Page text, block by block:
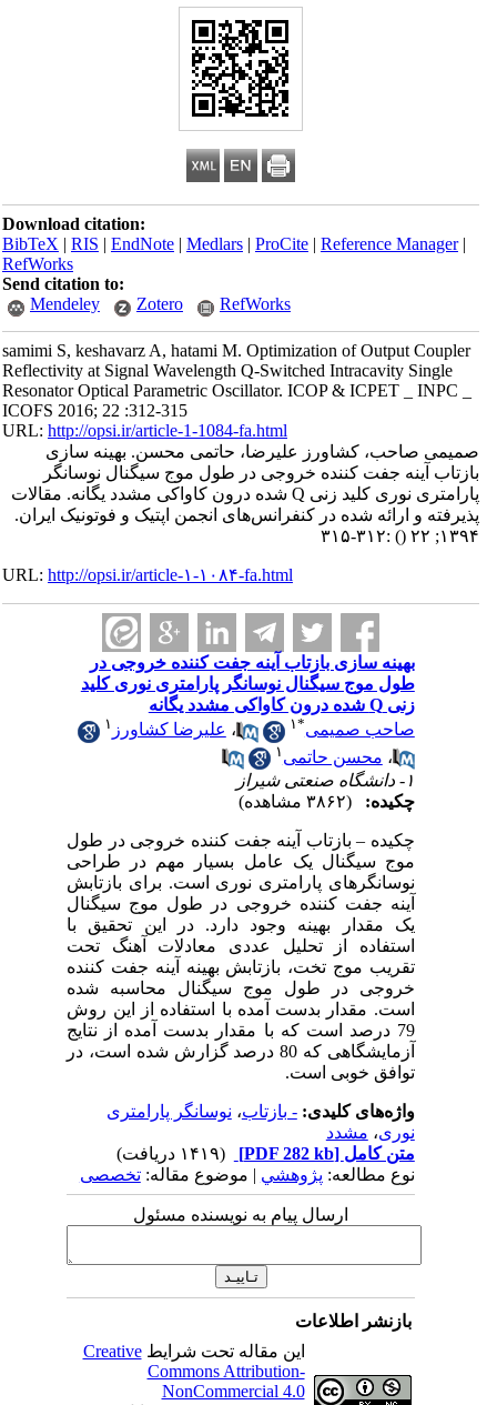
Download citation:
BibTeX|RIS|EndNote|Medlars|ProCite|Reference Manager
RefWorks
Send citation to:
Mendeley
Zotero RefWorks
samimi S, keshavarz A, hatami M. Optimization of Output Coupler
Reflectivity at Signal Wavelength Q-Switched Intracavity Single
Resonator Optical Parametric Oscillator. ICOP & ICPET _ INPC _
ICOFS 2016; 22 :312-315
URL:http://opsi.ir/article-1-1084-fa.html
صمیمی صاحب، کشاورز علیرضا، حاتمی محسن. بهینه سازی
بازتاب آینه جفت کننده خروجی در طول موج سیگنال نوسانگر
پارامتری نوری کلید زنی Q شده درون کاواکی مشدد یگانه. مقالات
پذیرفته و ارائه شده در کنفرانس‌های انجمن اپتیک و فوتونیک ایران.
۱۳۹۴; ۲۲
() :۳۱۲-۳۱۵
URL:http://opsi.ir/article-۱-۱۰۸۴-fa.html
بهینه سازی بازتاب آینه جفت کننده خروجی در
طول موج سیگنال نوسانگر پارامتری نوری کلید
زنی Q شده درون کاواکی مشدد یگانه
صاحب صمیمی
۱ ،علیرضا کشاورز ۱
،محسن حاتمی
چکیده:
چکیده – بازتاب آینه جفت کننده خروجی در طول
موج سیگنال یک عامل بسیار مهم در طراحی
نوسانگرهای پارامتری نوری است. برای بازتابش
آینه جفت کننده خروجی در طول موج سیگنال
یک مقدار بهینه وجود دارد. در این تحقیق با
استفاده از تحلیل عددی معادلات آهنگ تحت
تقریب موج تخت، بازتابش بهینه آینه جفت کننده
خروجی در طول موج سیگنال محاسبه شده
است. مقدار بدست آمده با استفاده از این روش
79 درصد است که با مقدار بدست آمده از نتایج
آزمایشگاهی که 80 درصد گزارش شده است، در
توافق خوبی است.
واژه‌های کلیدی:- بازتاب،نوسانگر پارامتری
نوری،مشدد
متن کامل[PDF 282 kb]
نوع مطالعه:پژوهشي| موضوع مقاله:تخصصی
ارسال پیام به نویسنده مسئول
بازنشر اطلاعات
این مقاله تحت شرایطCreative
Commons Attribution-
NonCommercial 4.0